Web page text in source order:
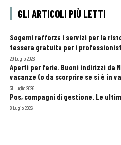
GLI ARTICOLI PIÙ LETTI
Sogemi rafforza i servizi per la
tessera gratuita per i professionisti
29 Luglio 2026
Aperti per ferie. Buoni indirizzi da
vacanze (o da scorprire se si è in
31 Luglio 2026
Pos, compagni di gestione. Le
8 Luglio 2026